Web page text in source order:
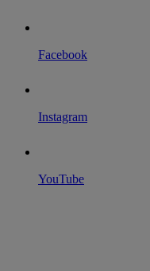
Facebook
Instagram
YouTube